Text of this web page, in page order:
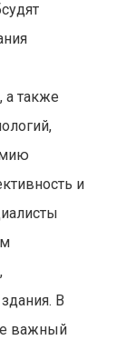
а также
и
В
важный